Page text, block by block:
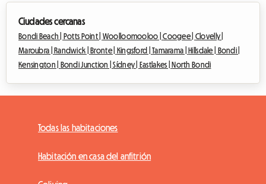
Ciudades cercanas
Bondi Beach | Potts Point | Woolloomooloo |Coogee | Clovelly |
Maroubra |
Randwick | Bronte | Kingsford |Tamarama | Hillsdale |
Bondi |
Kensington |
Bondi Junction |Sídney | Eastlakes | North Bondi
Todas las habitaciones
Habitación en casa del anfitrión